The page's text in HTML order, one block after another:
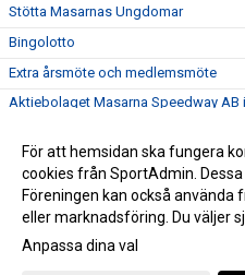
Stötta Masarnas Ungdomar
Bingolotto
Extra årsmöte och medlemsmöte
Aktiebolaget Masarna Speedway AB
Medlemmar kallas till extra årsmöte
Ny styrelse i Masarna
För att hemsidan ska fungera
cookies från SportAdmin.
Föreningen kan också använda
eller marknadsföring. Du väljer
Anpassa dina val